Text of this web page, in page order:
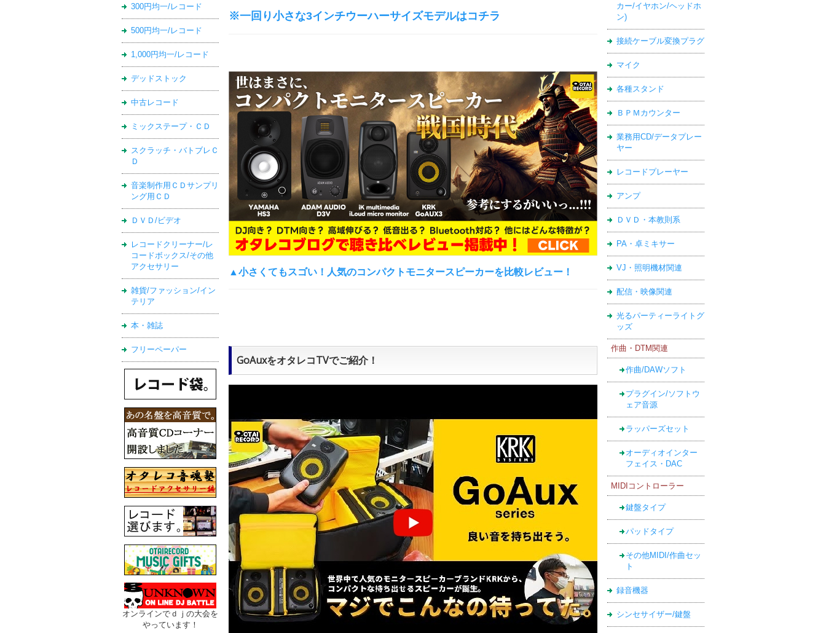
300円均一/レコード
500円均一/レコード
1,000円均一/レコード
デッドストック
中古レコード
ミックステープ・ＣＤ
スクラッチ・バトブレＣ
Ｄ
音楽制作用ＣＤサンプリ
ング用ＣＤ
ＤＶＤ/ビデオ
レコードクリーナー/レ
コードボックス/その他
アクセサリー
雑貨/ファッション/イン
テリア
本・雑誌
フリーペーパー
オンラインでｄｊの大会を
やっています！
カー/イヤホン/ヘッドホ
ン)
接続ケーブル変換プラグ
マイク
各種スタンド
ＢＰＭカウンター
業務用CD/データプレー
ヤー
レコードプレーヤー
アンプ
ＤＶＤ・本教則系
PA・卓ミキサー
VJ・照明機材関連
配信・映像関連
光るパーティーライトグ
ッズ
作曲・DTM関連
作曲/DAWソフト
プラグイン/ソフトウ
ェア音源
ラッパーズセット
オーディオインター
フェイス・DAC
MIDIコントローラー
鍵盤タイプ
パッドタイプ
その他MIDI/作曲セッ
ト
録音機器
シンセサイザー/鍵盤
※一回り小さな3インチウーハーサイズモデルはコチラ
▲小さくてもスゴい！人気のコンパクトモニタースピーカーを比較レビュー！
GoAuxをオタレコTVでご紹介！